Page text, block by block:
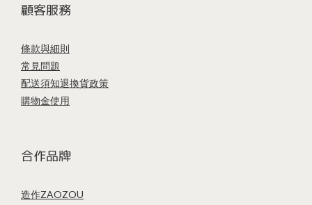
顧客服務
條款與細則
常見問題
配送須知退換貨政策
購物金使用
合作品牌
造作ZAOZOU